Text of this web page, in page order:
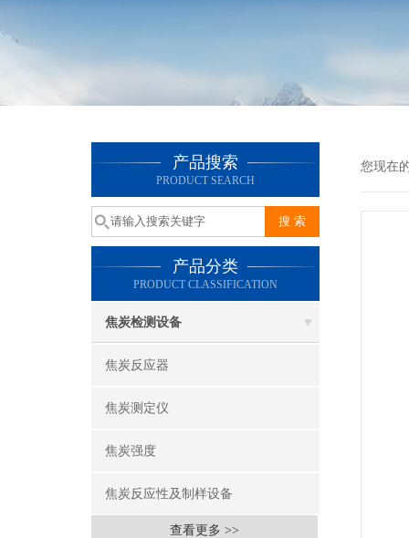
产品搜索
PRODUCT SEARCH
产品分类
PRODUCT CLASSIFICATION
焦炭检测设备
焦炭反应器
焦炭测定仪
焦炭强度
焦炭反应性及制样设备
查看更多 >>
您现在